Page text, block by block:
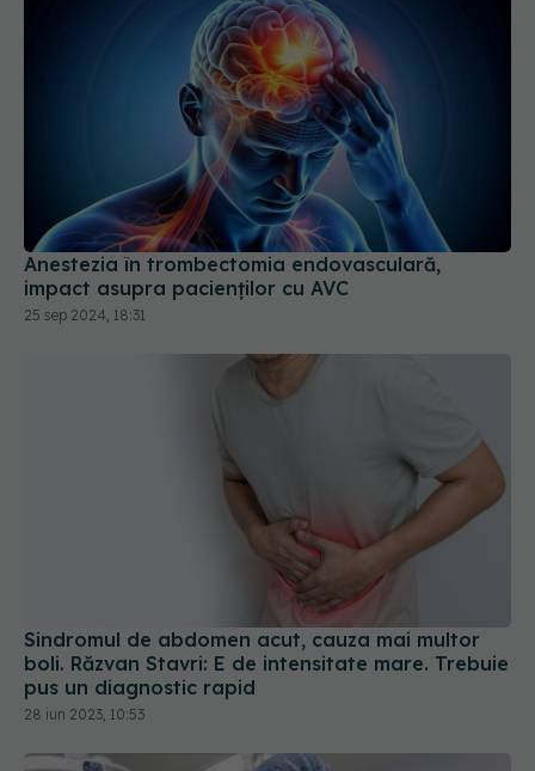
Anestezia în trombectomia endovasculară,
impact asupra pacienților cu AVC
25 sep 2024, 18:31
Sindromul de abdomen acut, cauza mai multor
boli. Răzvan Stavri: E de intensitate mare. Trebuie
pus un diagnostic rapid
28 iun 2023, 10:53